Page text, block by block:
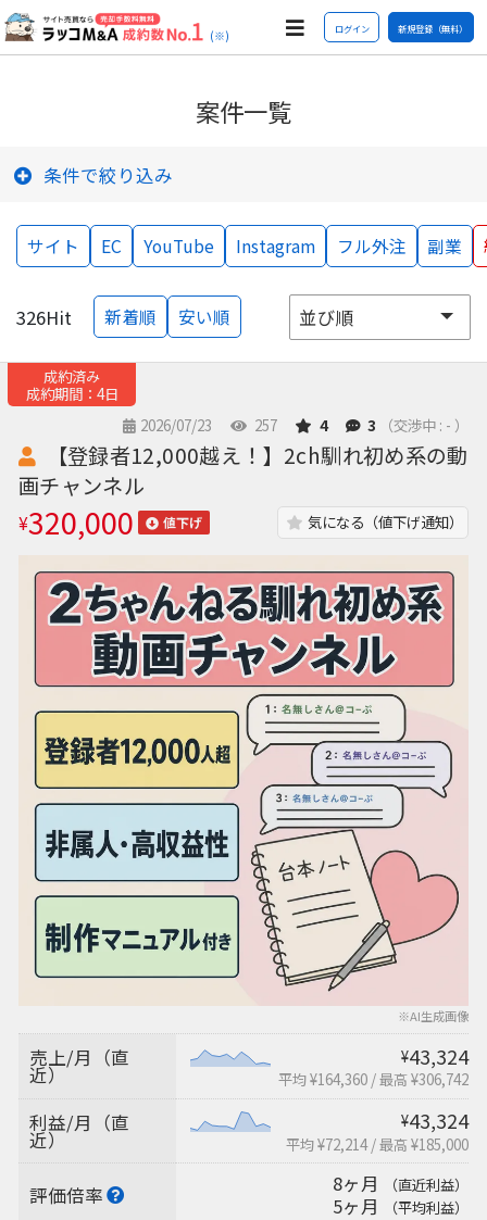
(※) ログイン 新規登録（無料）
案件一覧
条件で絞り込み
サイト EC YouTube Instagram フル外注 副業
326Hit 新着順 安い順
成約済み
成約期間：4日
2026/07/23
257 4 3 （交渉中 : - ）
※AI生成画像
【登録者12,000越え！】2ch馴れ初め系の動
画チャンネル
¥320,000 値下げ 気になる（値下げ通知）
売上/月（直
近）
¥43,324
平均 ¥164,360/最高 ¥306,742
利益/月（直
近）
¥43,324
平均 ¥72,214/最高 ¥185,000
評価倍率 8ヶ月 （直近利益）
5ヶ月 （平均利益）